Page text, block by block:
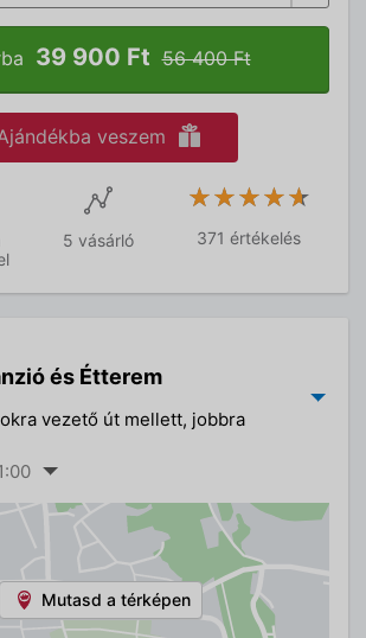
39 900 Ft 56 400 Ft
veszem
5 vásárló
★★★★★
★★★★★
371 értékelés
és Étterem
vezető út mellett, jobbra
Mutasd a térképen